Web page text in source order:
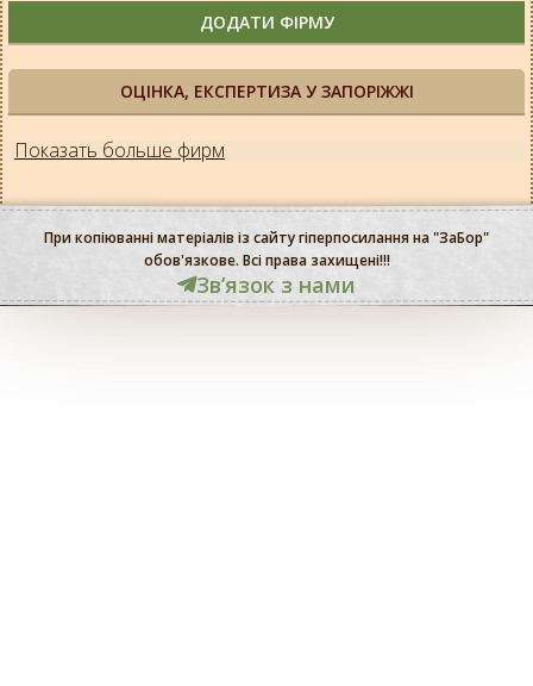
ОЦІНКА, ЕКСПЕРТИЗА У ЗАПОРІЖЖІ
Показать больше фирм
ДОДАТИ ФІРМУ
При копіюванні матеріалів із сайту гіперпосилання на "ЗаБор"
обов'язкове. Всі права захищені!!!
Звʼязок з нами